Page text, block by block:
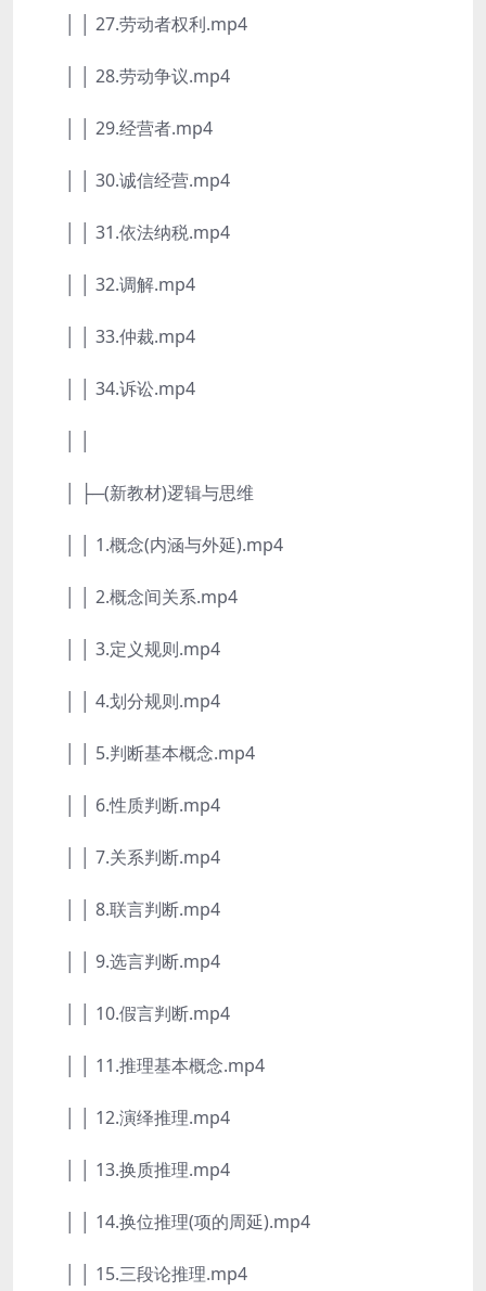
│ │ 27.劳动者权利.mp4
│ │ 28.劳动争议.mp4
│ │ 29.经营者.mp4
│ │ 30.诚信经营.mp4
│ │ 31.依法纳税.mp4
│ │ 32.调解.mp4
│ │ 33.仲裁.mp4
│ │ 34.诉讼.mp4
│ ├─(新教材)逻辑与思维
│ │ 1.概念(内涵与外延).mp4
│ │ 2.概念间关系.mp4
│ │ 3.定义规则.mp4
│ │ 4.划分规则.mp4
│ │ 5.判断基本概念.mp4
│ │ 6.性质判断.mp4
│ │ 7.关系判断.mp4
│ │ 8.联言判断.mp4
│ │ 9.选言判断.mp4
│ │ 10.假言判断.mp4
│ │ 11.推理基本概念.mp4
│ │ 12.演绎推理.mp4
│ │ 13.换质推理.mp4
│ │ 14.换位推理(项的周延).mp4
│ │ 15.三段论推理.mp4